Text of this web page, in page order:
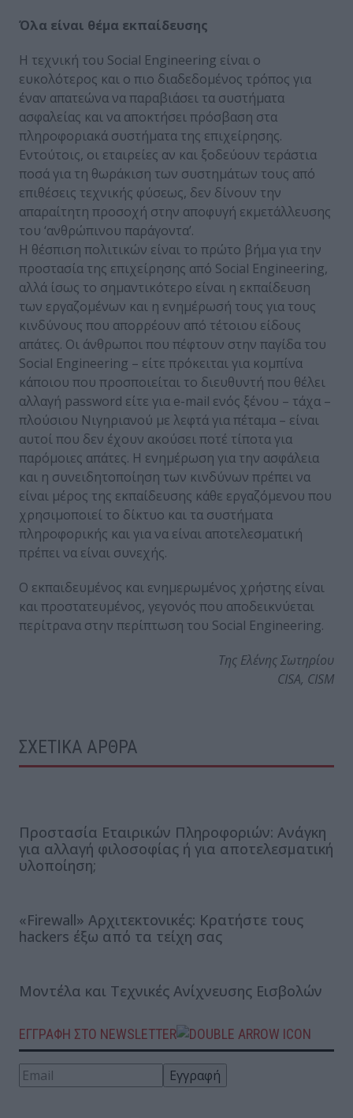
Όλα είναι θέμα εκπαίδευσης
Η τεχνική του Social Engineering είναι ο
ευκολότερος και ο πιο διαδεδομένος τρόπος για
έναν απατεώνα να παραβιάσει τα συστήματα
ασφαλείας και να αποκτήσει πρόσβαση στα
πληροφοριακά συστήματα της επιχείρησης.
Εντούτοις, οι εταιρείες αν και ξοδεύουν τεράστια
ποσά για τη θωράκιση των συστημάτων τους από
επιθέσεις τεχνικής φύσεως, δεν δίνουν την
απαραίτητη προσοχή στην αποφυγή εκμετάλλευσης
του ‘ανθρώπινου παράγοντα’.
Η θέσπιση πολιτικών είναι το πρώτο βήμα για την
προστασία της επιχείρησης από Social Engineering,
αλλά ίσως το σημαντικότερο είναι η εκπαίδευση
των εργαζομένων και η ενημέρωσή τους για τους
κινδύνους που απορρέουν από τέτοιου είδους
απάτες. Οι άνθρωποι που πέφτουν στην παγίδα του
Social Engineering – είτε πρόκειται για κομπίνα
κάποιου που προσποιείται το διευθυντή που θέλει
αλλαγή password είτε για e-mail ενός ξένου – τάχα –
πλούσιου Νιγηριανού με λεφτά για πέταμα – είναι
αυτοί που δεν έχουν ακούσει ποτέ τίποτα για
παρόμοιες απάτες. Η ενημέρωση για την ασφάλεια
και η συνειδητοποίηση των κινδύνων πρέπει να
είναι μέρος της εκπαίδευσης κάθε εργαζόμενου που
χρησιμοποιεί το δίκτυο και τα συστήματα
πληροφορικής και για να είναι αποτελεσματική
πρέπει να είναι συνεχής.
Ο εκπαιδευμένος και ενημερωμένος χρήστης είναι
και προστατευμένος, γεγονός που αποδεικνύεται
περίτρανα στην περίπτωση του Social Engineering.
Της Ελένης Σωτηρίου
CISA, CISM
ΣΧΕΤΙΚΑ ΑΡΘΡΑ
Προστασία Εταιρικών Πληροφοριών: Ανάγκη
για αλλαγή φιλοσοφίας ή για αποτελεσματική
υλοποίηση;
«Firewall» Αρχιτεκτονικές: Κρατήστε τους
hackers έξω από τα τείχη σας
Μοντέλα και Τεχνικές Ανίχνευσης Εισβολών
ΕΓΓΡΑΦΗ ΣΤΟ NEWSLETTER